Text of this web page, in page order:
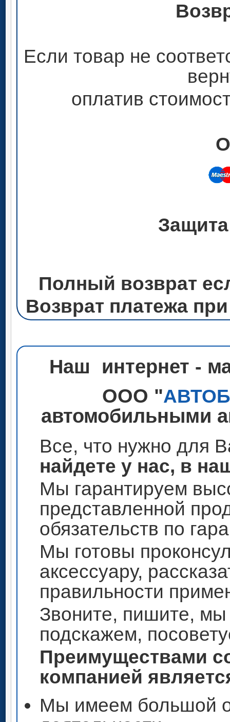
Если товар не
оплатив
Полный возврат
Возврат платежа
Наш интернет -
ООО "
автомобильными
Все, что нужно для
найдете у нас, в
Мы гарантируем
представленной
обязательств по
Мы готовы
аксессуару,
правильности
Звоните, пишите, мы
подскажем,
Преимуществами
компанией
Мы имеем большой